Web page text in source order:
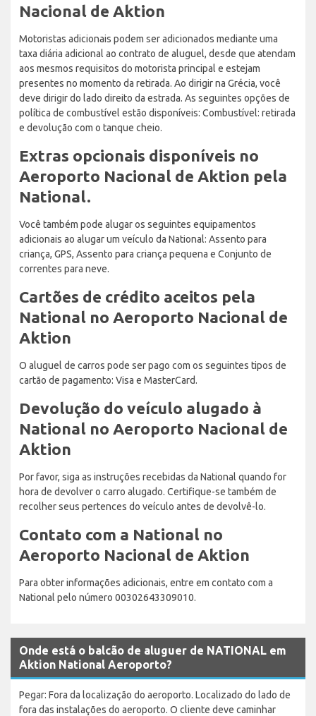
Nacional de Aktion
Motoristas adicionais podem ser adicionados mediante uma
taxa diária adicional ao contrato de aluguel, desde que atendam
aos mesmos requisitos do motorista principal e estejam
presentes no momento da retirada. Ao dirigir na Grécia, você
deve dirigir do lado direito da estrada. As seguintes opções de
política de combustível estão disponíveis: Combustível: retirada
e devolução com o tanque cheio.
Extras opcionais disponíveis no
Aeroporto Nacional de Aktion pela
National.
Você também pode alugar os seguintes equipamentos
adicionais ao alugar um veículo da National: Assento para
criança, GPS, Assento para criança pequena e Conjunto de
correntes para neve.
Cartões de crédito aceitos pela
National no Aeroporto Nacional de
Aktion
O aluguel de carros pode ser pago com os seguintes tipos de
cartão de pagamento: Visa e MasterCard.
Devolução do veículo alugado à
National no Aeroporto Nacional de
Aktion
Por favor, siga as instruções recebidas da National quando for
hora de devolver o carro alugado. Certifique-se também de
recolher seus pertences do veículo antes de devolvê-lo.
Contato com a National no
Aeroporto Nacional de Aktion
Para obter informações adicionais, entre em contato com a
National pelo número 00302643309010.
Onde está o balcão de aluguer de NATIONAL em
Aktion National Aeroporto?
Pegar: Fora da localização do aeroporto. Localizado do lado de
fora das instalações do aeroporto. O cliente deve caminhar